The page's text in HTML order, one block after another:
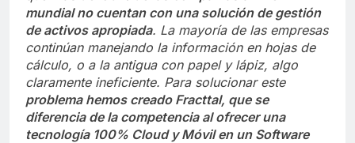
mundial no cuentan con una solución de gestión
de activos apropiada. La mayoría de las empresas
continúan manejando la información en hojas de
cálculo, o a la antigua con papel y lápiz, algo
claramente ineficiente. Para solucionar este
problema hemos creado Fracttal, que se
diferencia de la competencia al ofrecer una
tecnología 100% Cloud y Móvil en un Software